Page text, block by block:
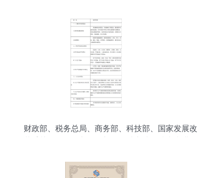
财政部、税务总局、商务部、科技部、国家发展改
算机系统服务视角解析